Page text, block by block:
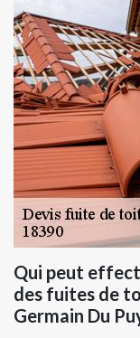
Qui peut
des fuites de
Germain Du